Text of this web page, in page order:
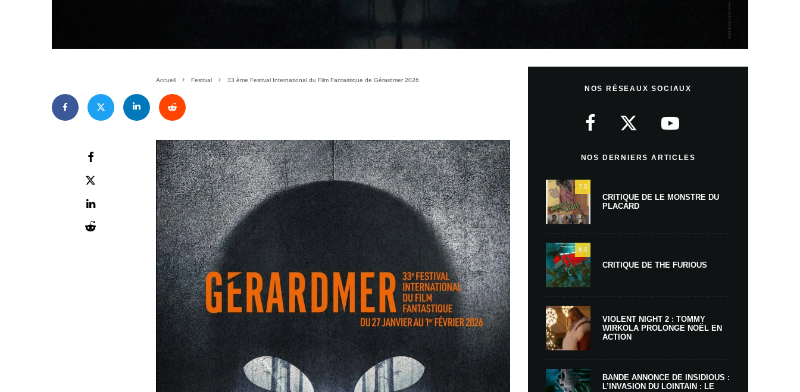
Accueil Festival 33 ème Festival International du Film Fantastique de Gérardmer 2026
NOS RÉSEAUX SOCIAUX
NOS DERNIERS ARTICLES
7.5
CRITIQUE DE LE MONSTRE DU
PLACARD
9.5
CRITIQUE DE THE FURIOUS
VIOLENT NIGHT 2 : TOMMY
WIRKOLA PROLONGE NOËL EN
ACTION
BANDE ANNONCE DE INSIDIOUS :
L’INVASION DU LOINTAIN : LE